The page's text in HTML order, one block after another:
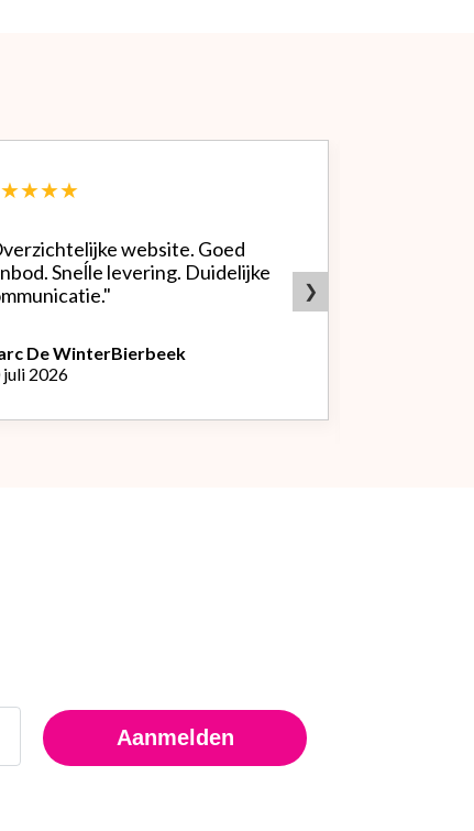
website. Goed
Sneĺle levering. Duidelijke
De WinterBierbeek
juli 2026
❯
Aanmelden